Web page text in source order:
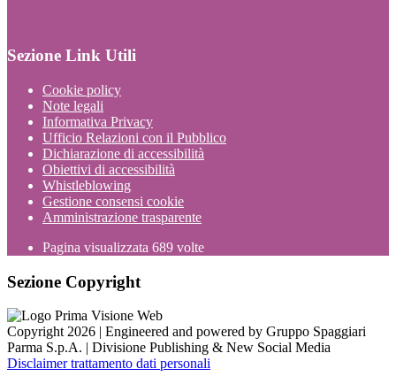
Sezione Link Utili
Cookie policy
Note legali
Informativa Privacy
Ufficio Relazioni con il Pubblico
Dichiarazione di accessibilità
Obiettivi di accessibilità
Whistleblowing
Gestione consensi cookie
Amministrazione trasparente
Pagina visualizzata 689 volte
Sezione Copyright
Copyright 2026 | Engineered and powered by Gruppo Spaggiari
Parma S.p.A. | Divisione Publishing & New Social Media
Disclaimer trattamento dati personali